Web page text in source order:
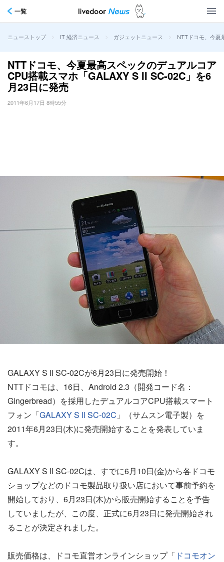
一覧
ニューストップ > IT 経済ニュース > ガジェットニュース > NTTドコモ、今夏
NTTドコモ、今夏最高スペックのデュアルコア
CPU搭載スマホ「GALAXY S II SC-02C」を6
月23日に発売
2011年6月17日 8時55分
GALAXY S II SC-02Cが6月23日に発売開始！
NTTドコモは、16日、Android 2.3（開発コード名：
Gingerbread）を採用したデュアルコアCPU搭載スマート
フォン「GALAXY S II SC-02C 」（サムスン電子製）を
2011年6月23日(木)に発売開始することを発表していま
す。
GALAXY S II SC-02Cは、すでに6月10日(金)から各ドコモ
ショップなどのドコモ製品取り扱い店において事前予約を
開始しており、6月23日(木)から販売開始することを予告
していましたが、この度、正式に6月23日に発売開始され
ることが決定されました。
販売価格は、ドコモ直営オンラインショップ「 ドコモオン